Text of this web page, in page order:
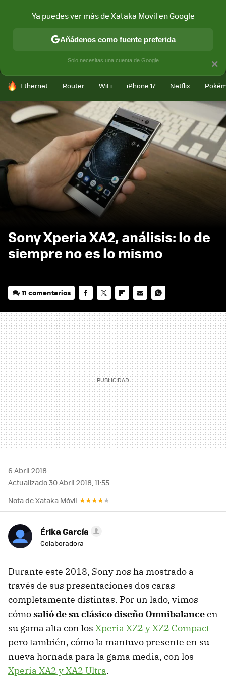
MÓVIL Y SOCIEDAD APLICACIONES
HOY SE HABLA DE
Ethernet Router WiFi iPhone 17 Netflix
Sony Xperia XA2, análisis: lo de
siempre no es lo mismo
11 comentarios
MAIL
6 Abril 2018
Actualizado 30 Abril 2018, 11:55
Nota de Xataka Móvil
Érika García
Colaboradora
Durante este 2018, Sony nos ha mostrado a
través de sus presentaciones dos caras
completamente distintas. Por un lado, vimos
cómosalió de su clásico diseño Omnibalanceen
su gama alta con los Xperia XZ2 y XZ2 Compact
pero también, cómo la mantuvo presente en su
nueva hornada para la gama media, con los
Xperia XA2 y XA2 Ultra.
×
Ya puedes ver más de Xataka Movil en Google
Añádenos como fuente preferida
Solo necesitas una cuenta de Google